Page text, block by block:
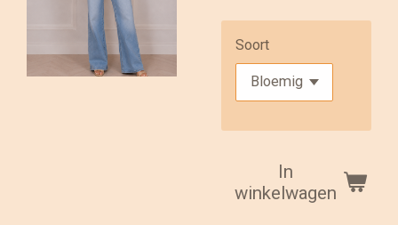
Soort
In
winkelwagen